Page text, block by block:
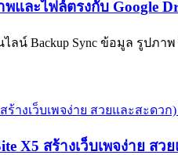
และไฟล์ตรงกับ Google
ลน์ Backup Sync ข้อมูล รูปภ
X5 สร้างเว็บเพจง่าย สว